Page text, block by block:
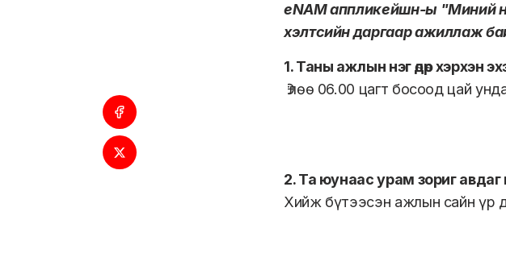
eNAM аппликейшн-ы "Миний
хэлтсийн даргаар ажиллаж
1. Таны ажлын нэг өдөр хэрхэн
Өглөө 06.00 цагт босоод цай
2. Та юунаас урам зориг авдаг
Хийж бүтээсэн ажлын сайн үр